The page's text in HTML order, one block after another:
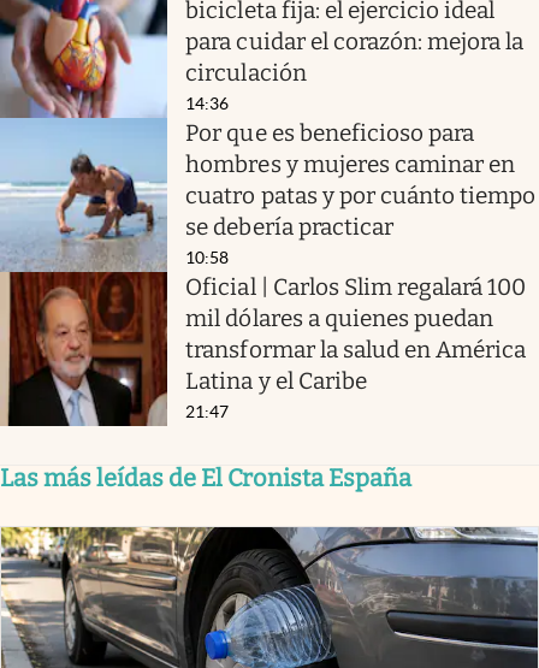
bicicleta fija: el ejercicio ideal
para cuidar el corazón: mejora la
circulación
14:36
Por que es beneficioso para
hombres y mujeres caminar en
cuatro patas y por cuánto tiempo
se debería practicar
10:58
Oficial | Carlos Slim regalará 100
mil dólares a quienes puedan
transformar la salud en América
Latina y el Caribe
21:47
Las más leídas de El Cronista España